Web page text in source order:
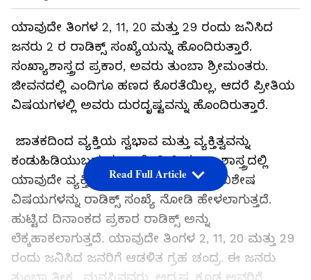
ಯಾವುದೇ ತಿಂಗಳ 2, 11, 20 ಮತ್ತು 29 ರಂದು ಜನಿಸಿದ
ಜನರು 2 ರ ರಾಡಿಕ್ಸ್ ಸಂಖ್ಯೆಯನ್ನು ಹೊಂದಿರುತ್ತಾರೆ.
ಸಂಖ್ಯಾಶಾಸ್ತ್ರದ ಪ್ರಕಾರ, ಅವರು ತುಂಬಾ ಶ್ರೀಮಂತರು.
ಜೀವನದಲ್ಲಿ ಎಂದಿಗೂ ಹಣದ ಕೊರತೆಯಿಲ್ಲ, ಆದರೆ ಪ್ರೀತಿಯ
ವಿಷಯಗಳಲ್ಲಿ ಅವರು ದುರದೃಷ್ಟವನ್ನು ಹೊಂದಿರುತ್ತಾರೆ.
ಜಾತಕದಿಂದ ವ್ಯಕ್ತಿಯ ಸ್ವಭಾವ ಮತ್ತು ವ್ಯಕ್ತಿತ್ವವನ್ನು
ಕಂಡುಹಿಡಿಯುಬಹುದು. ಅದೇ ರೀತಿ ಸಂಖ್ಯಾಶಾಸ್ತ್ರದಲ್ಲಿ
ಯಾವುದೇ ವ್ಯಕ್ತಿಯ ವ್ಯಕ್ತಿತ್ವಕ್ಕೆ ಸಂಬಂಧಿಸಿದ ವಿಶೇಷ
ವಿಷಯಗಳನ್ನು ರಾಡಿಕ್ಸ್ ಸಂಖ್ಯೆ ನೋಡಿ ಹೇಳಲಾಗುತ್ತದೆ.
ಹುಟ್ಟಿದ ದಿನಾಂಕದ ಪ್ರಕಾರ ರಾಡಿಕ್ಸ್ ಅನ್ನು
ಲೆಕ್ಕಹಾಕಲಾಗುತ್ತದೆ. ಯಾವುದೇ ತಿಂಗಳ 2, 11, 20 ಮತ್ತು 29
ರಂದು ಜನಿಸಿದ ಜನರಿಗೆ ಆಡಳಿತ ಗ್ರಹ ಚಂದ್ರ. ಈ ಜನರು
Read Full Article